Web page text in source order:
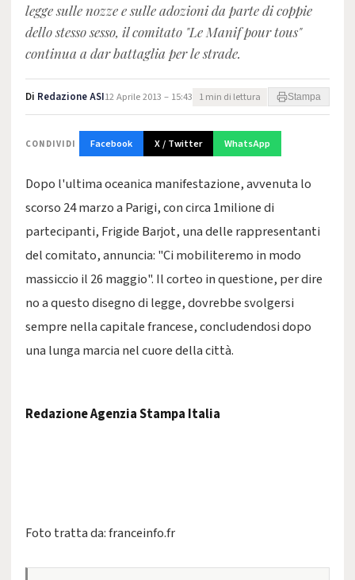
legge sulle nozze e sulle adozioni da parte di coppie
dello stesso sesso, il comitato "Le Manif pour tous"
continua a dar battaglia per le strade.
Di Redazione ASI12 Aprile 2013 – 15:43 1 min di lettura Stampa
CONDIVIDI Facebook X / Twitter WhatsApp
Dopo l'ultima oceanica manifestazione, avvenuta lo
scorso 24 marzo a Parigi, con circa 1milione di
partecipanti, Frigide Barjot, una delle rappresentanti
del comitato, annuncia: "Ci mobiliteremo in modo
massiccio il 26 maggio". Il corteo in questione, per dire
no a questo disegno di legge, dovrebbe svolgersi
sempre nella capitale francese, concludendosi dopo
una lunga marcia nel cuore della città.
Redazione Agenzia Stampa Italia
Foto tratta da: franceinfo.fr